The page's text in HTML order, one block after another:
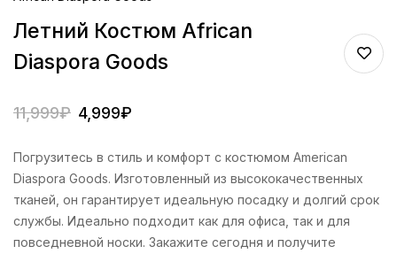
Летний Костюм African
Diaspora Goods
11,999₽ 4,999₽
Погрузитесь в стиль и комфорт с костюмом American
Diaspora Goods. Изготовленный из высококачественных
тканей, он гарантирует идеальную посадку и долгий срок
службы. Идеально подходит как для офиса, так и для
повседневной носки. Закажите сегодня и получите